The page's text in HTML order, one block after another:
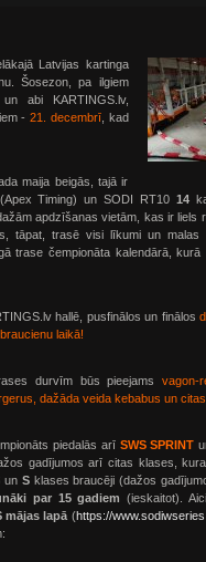
Latvijas kartinga
Šosezon, pa ilgiem
abi KARTINGS.lv,
-21. decembrī, kad
maija beigās, tajā ir
Timing) un SODI RT10 14
apdzīšanas vietām, kas ir liels
tāpat, trasē visi līkumi un
trase čempionāta kalendārā, kurā
hallē, pusfinālos un finālos
laikā!
durvīm būs pieejamsvagon-
dažāda veida kebabus un
piedalās arī SWS SPRINT
gadījumos arī citas klases,
un Sklases braucēji (dažos
par 15 gadiem (ieskaitot).
mājas lapā (https://